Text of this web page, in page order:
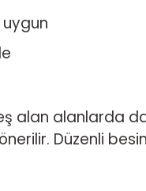
alanlarda
Düzenli besin